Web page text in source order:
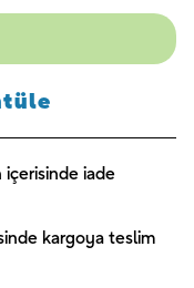
içerisinde iade
kargoya teslim